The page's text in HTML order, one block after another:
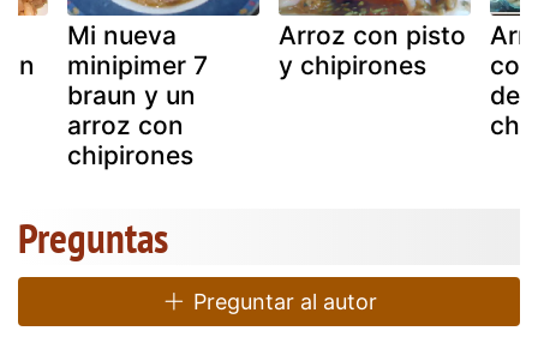
Mi nueva
minipimer 7
braun y un
arroz con
chipirones
Arroz con pisto
y chipirones
de
Preguntas
Preguntar al autor